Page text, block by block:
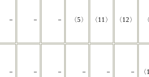
－ － － 〈5〉 〈11〉 〈12〉
－ － － － － －